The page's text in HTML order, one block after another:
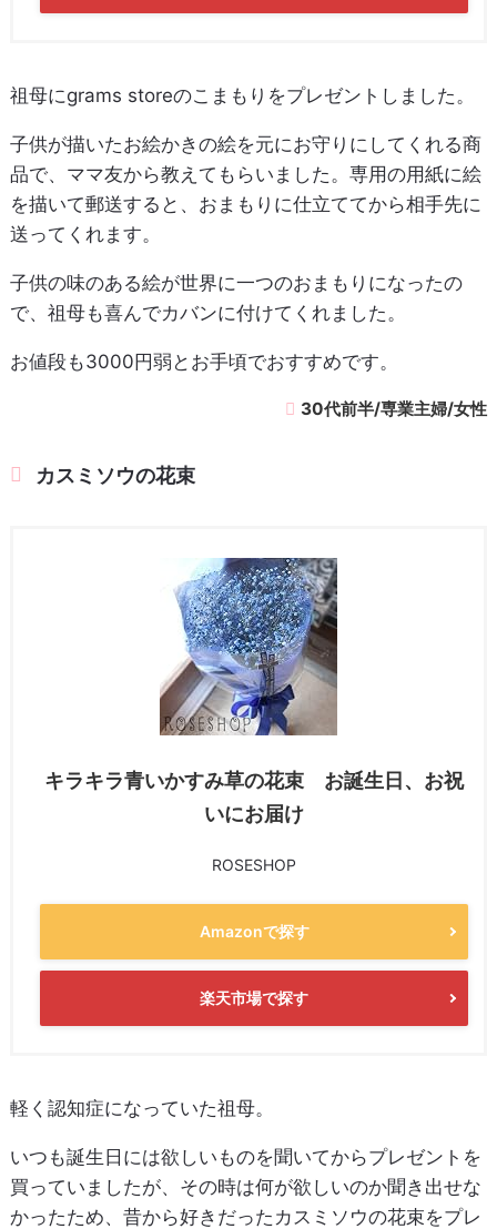
祖母にgrams storeのこまもりをプレゼントしました。
子供が描いたお絵かきの絵を元にお守りにしてくれる商
品で、ママ友から教えてもらいました。専用の用紙に絵
を描いて郵送すると、おまもりに仕立ててから相手先に
送ってくれます。
子供の味のある絵が世界に一つのおまもりになったの
で、祖母も喜んでカバンに付けてくれました。
お値段も3000円弱とお手頃でおすすめです。
30代前半/専業主婦/女性
カスミソウの花束
キラキラ青いかすみ草の花束 お誕生日、お祝
いにお届け
ROSESHOP
Amazonで探す
楽天市場で探す
軽く認知症になっていた祖母。
いつも誕生日には欲しいものを聞いてからプレゼントを
買っていましたが、その時は何が欲しいのか聞き出せな
かったため、昔から好きだったカスミソウの花束をプレ